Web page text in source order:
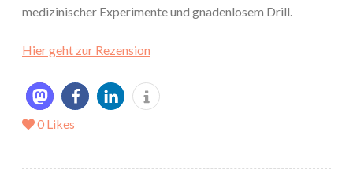
medizinischer Experimente und gnadenlosem Drill.
Hier geht zur Rezension
0 Likes